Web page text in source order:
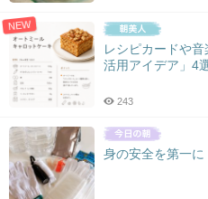
NEW
レシピカードや
活用アイデア」4
243
身の安全を第一に